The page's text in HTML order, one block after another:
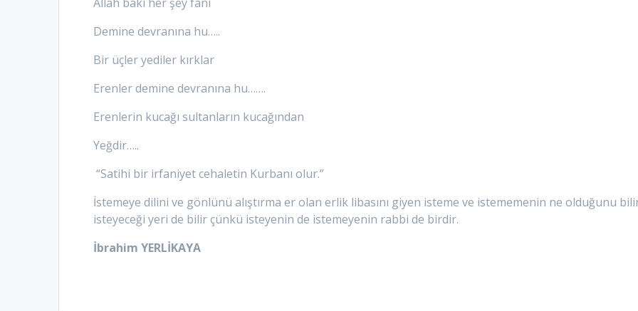
Demine devranına hu…..
Bir üçler yediler kırklar
Erenler demine devranına hu…….
Erenlerin kucağı sultanların kucağından
Yeğdir…..
“Satihi bir irfaniyet cehaletin Kurbanı olur.”
İstemeye dilini ve gönlünü alıştırma er olan erlik libasını giyen isteme ve istememenin ne olduğunu
isteyeceği yeri de bilir çünkü isteyenin de istemeyenin rabbi de birdir.
İbrahim YERLİKAYA